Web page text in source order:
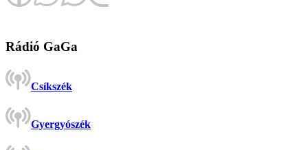
Rádió GaGa
Csíkszék
Gyergyószék